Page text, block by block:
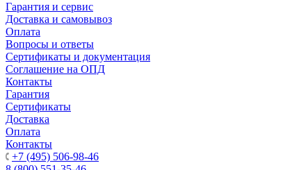
Гарантия и сервис
Доставка и самовывоз
Оплата
Вопросы и ответы
Сертификаты и документация
Соглашение на ОПД
Контакты
Гарантия
Сертификаты
Доставка
Оплата
Контакты
+7 (495) 506-98-46